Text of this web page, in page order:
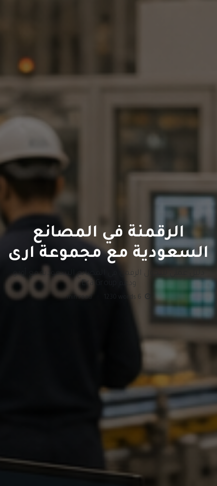
الرقمنة في المصانع
السعودية مع مجموعة ارى
دليل عملي للتحول الرقمي في المصانع السعودية مع أودو
ودعم Era Group
6
min read words